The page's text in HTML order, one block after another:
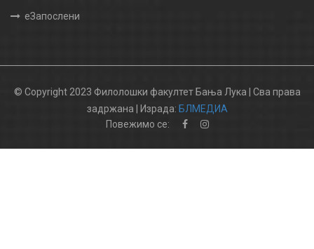
еЗапослени
© Copyright 2023 Филолошки факултет Бања Лука | Сва права
задржана | Израда: БЛМЕДИА
Повежимо се: